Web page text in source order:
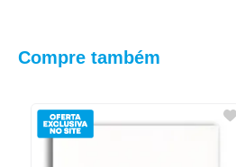
Compre também